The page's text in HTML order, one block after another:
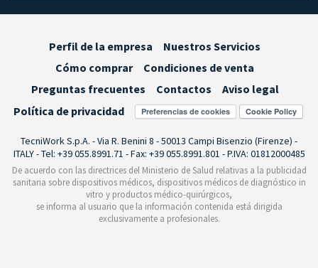
Perfil de la empresa
Nuestros Servicios
Cómo comprar
Condiciones de venta
Preguntas frecuentes
Contactos
Aviso legal
Política de privacidad
Preferencias de cookies
TecniWork S.p.A. - Via R. Benini 8 - 50013 Campi Bisenzio (Firenze) -
ITALY - Tel: +39 055.8991.71 - Fax: +39 055.8991.801 - P.IVA: 01812000485
De acuerdo con las directrices del Ministerio de Salud relativas a la publicidad
sanitaria sobre dispositivos médicos, dispositivos médicos de diagnóstico in
vitro y productos médico-quirúrgicos,
se informa al usuario que la información contenida está dirigida
exclusivamente a profesionales.